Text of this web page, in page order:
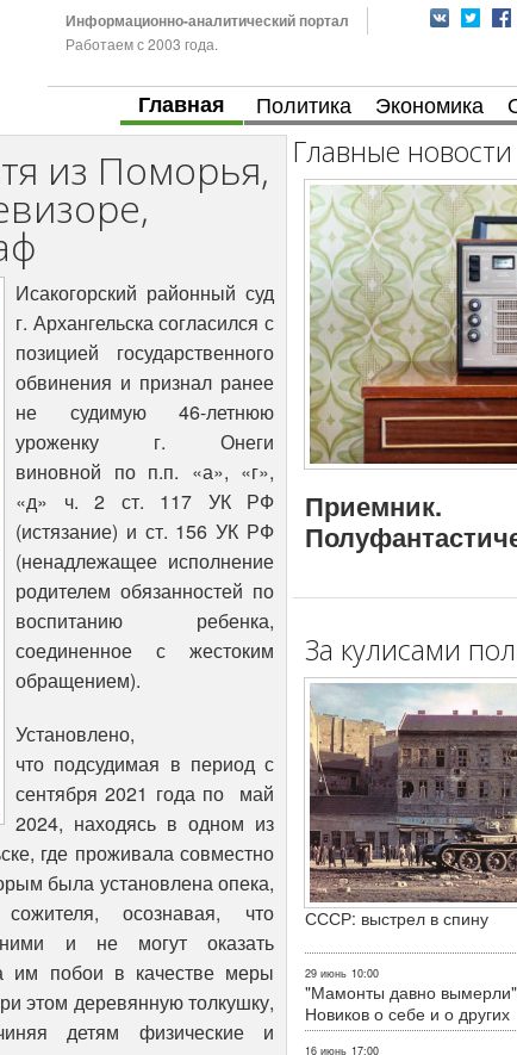
Информационно-аналитический портал
Работаем с 2003 года.
Главная Политика Экономика
из Поморья,
Исакогорский районный суд
г. Архангельска согласился с
позицией государственного
обвинения и признал ранее
не судимую 46-летнюю
уроженку г. Онеги
виновной по п.п. «а», «г»,
«д» ч. 2 ст. 117 УК РФ
(истязание) и ст. 156 УК РФ
(ненадлежащее исполнение
родителем обязанностей по
воспитанию ребенка,
соединенное с жестоким
обращением).
Установлено,
что подсудимая в период с
сентября 2021 года по май
2024, находясь в одном из
где проживала совместно
была установлена опека,
осознавая, что
и не могут оказать
им побои в качестве меры
этом деревянную толкушку,
детям физические и
Главные новости
Приемник.
За кулисами
СССР: выстрел в спину
29 июнь 10:00
"Мамонты давно
Новиков о себе и о других
16 июнь 17:00